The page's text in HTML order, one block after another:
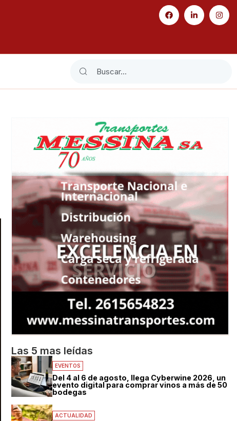
Las 5 mas leídas
EVENTOS
Del 4 al 6 de agosto, llega Cyberwine 2026, un
evento digital para comprar vinos a más de 50
bodegas
ACTUALIDAD